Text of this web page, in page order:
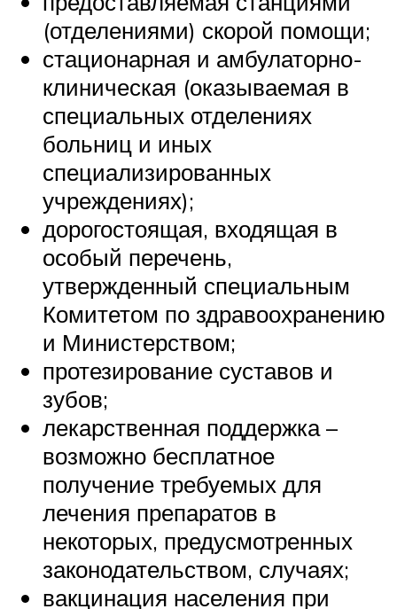
(отделениями) скорой помощи;
стационарная и амбулаторно-
клиническая (оказываемая в
специальных отделениях
больниц и иных
специализированных
учреждениях);
дорогостоящая, входящая в
особый перечень,
утвержденный специальным
Комитетом по здравоохранению
и Министерством;
протезирование суставов и
зубов;
лекарственная поддержка –
возможно бесплатное
получение требуемых для
лечения препаратов в
некоторых, предусмотренных
законодательством, случаях;
вакцинация населения при